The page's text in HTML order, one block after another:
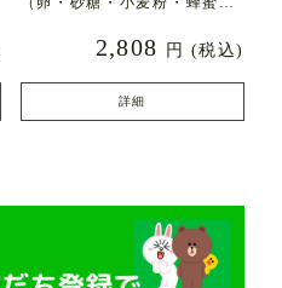
2,808 円 (税込)
詳細